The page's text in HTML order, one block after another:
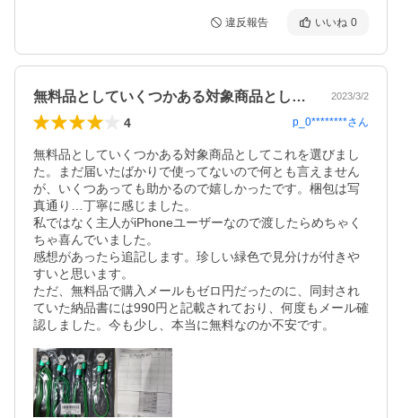
違反報告 いいね 0
無料品としていくつかある対象商品として… 2023/3/2
4 p_0********さん
無料品としていくつかある対象商品としてこれを選びまし
た。まだ届いたばかりで使ってないので何とも言えません
が、いくつあっても助かるので嬉しかったです。梱包は写
真通り…丁寧に感じました。
私ではなく主人がiPhoneユーザーなので渡したらめちゃく
ちゃ喜んでいました。
感想があったら追記します。珍しい緑色で見分けが付きや
すいと思います。
ただ、無料品で購入メールもゼロ円だったのに、同封され
ていた納品書には990円と記載されており、何度もメール確
認しました。今も少し、本当に無料なのか不安です。